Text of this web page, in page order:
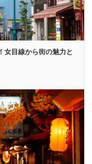
女目線から街の魅力と